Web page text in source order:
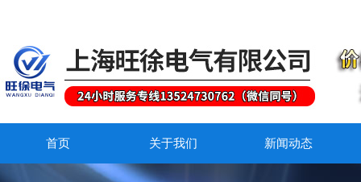
首页 关于我们 新闻动态